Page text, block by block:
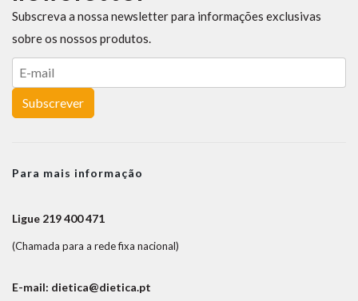
Subscreva a nossa newsletter para informações exclusivas
sobre os nossos produtos.
Subscrever
Para mais informação
Ligue 219 400 471
(Chamada para a rede fixa nacional)
E-mail: dietica@dietica.pt